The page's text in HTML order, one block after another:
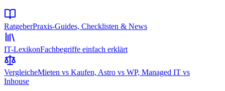
RatgeberPraxis-Guides, Checklisten & News
IT-LexikonFachbegriffe einfach erklärt
VergleicheMieten vs Kaufen, Astro vs WP, Managed IT vs
Inhouse